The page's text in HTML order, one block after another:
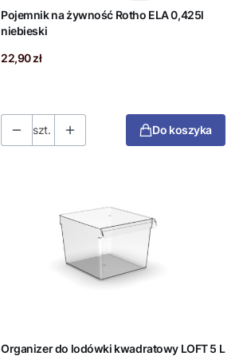
Pojemnik na żywność Rotho ELA 0,425l
niebieski
Cena
22,90 zł
szt. Do koszyka
Organizer do lodówki kwadratowy LOFT 5 L